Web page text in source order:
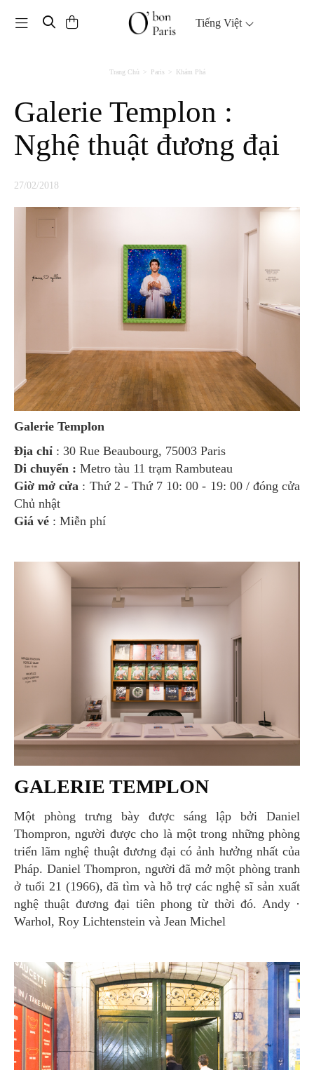
Toggle navigation Tiếng Việt
Trang Chủ Paris Khám Phá
Galerie Templon :
Nghệ thuật đương đại
27/02/2018
Galerie Templon
Địa chỉ : 30 Rue Beaubourg, 75003 Paris
Di chuyển : Metro tàu 11 trạm Rambuteau
Giờ mở cửa : Thứ 2 - Thứ 7 10: 00 - 19: 00 / đóng cửa
Chủ nhật
Giá vé : Miễn phí
GALERIE TEMPLON
Một phòng trưng bày được sáng lập bởi Daniel
Thompron, người được cho là một trong những phòng
triển lãm nghệ thuật đương đại có ảnh hưởng nhất của
Pháp. Daniel Thompron, người đã mở một phòng tranh
ở tuổi 21 (1966), đã tìm và hỗ trợ các nghệ sĩ sản xuất
nghệ thuật đương đại tiên phong từ thời đó. Andy ·
Warhol, Roy Lichtenstein và Jean Michel